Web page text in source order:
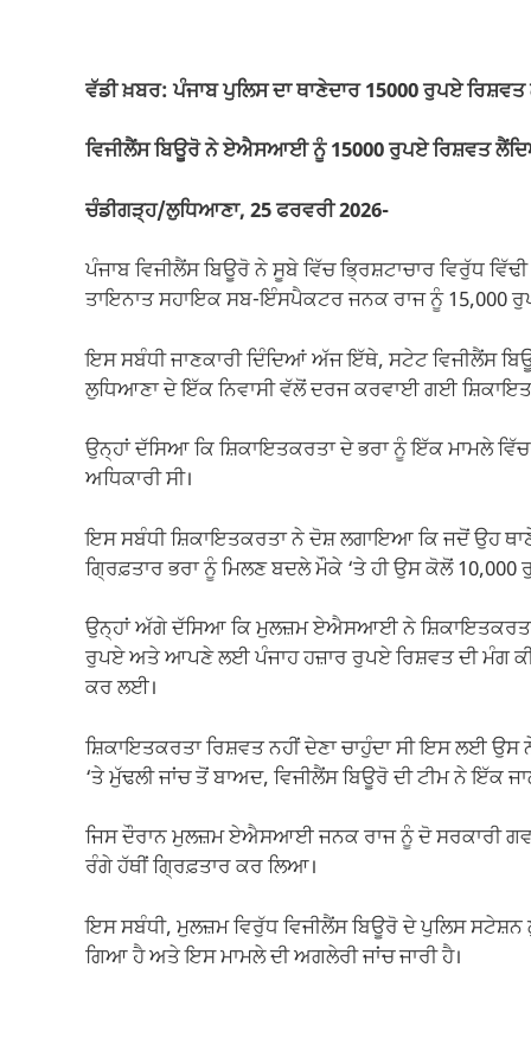
e
b
o
o
k
s
A
p
p
gr
m
y
n
k
e
ਵੱਡੀ ਖ਼ਬਰ: ਪੰਜਾਬ ਪੁਲਿਸ ਦਾ ਥਾਣੇਦਾਰ 15000 ਰੁਪਏ ਰਿਸ਼ਵਤ
ਵਿਜੀਲੈਂਸ ਬਿਊਰੋ ਨੇ ਏਐਸਆਈ ਨੂੰ 15000 ਰੁਪਏ ਰਿਸ਼ਵਤ
ਚੰਡੀਗੜ੍ਹ/ਲੁਧਿਆਣਾ, 25 ਫਰਵਰੀ 2026-
ਪੰਜਾਬ ਵਿਜੀਲੈਂਸ ਬਿਊਰੋ ਨੇ ਸੂਬੇ ਵਿੱਚ ਭ੍ਰਿਸ਼ਟਾਚਾਰ ਵਿਰੁੱਧ
ਤਾਇਨਾਤ ਸਹਾਇਕ ਸਬ-ਇੰਸਪੈਕਟਰ ਜਨਕ ਰਾਜ ਨੂੰ 15,000
ਇਸ ਸਬੰਧੀ ਜਾਣਕਾਰੀ ਦਿੰਦਿਆਂ ਅੱਜ ਇੱਥੇ, ਸਟੇਟ ਵਿਜੀਲੈਂਸ
ਲੁਧਿਆਣਾ ਦੇ ਇੱਕ ਨਿਵਾਸੀ ਵੱਲੋਂ ਦਰਜ ਕਰਵਾਈ ਗਈ ਸ਼ਿਕਾਇਤ
ਉਨ੍ਹਾਂ ਦੱਸਿਆ ਕਿ ਸ਼ਿਕਾਇਤਕਰਤਾ ਦੇ ਭਰਾ ਨੂੰ ਇੱਕ ਮਾਮਲੇ
ਅਧਿਕਾਰੀ ਸੀ।
ਇਸ ਸਬੰਧੀ ਸ਼ਿਕਾਇਤਕਰਤਾ ਨੇ ਦੋਸ਼ ਲਗਾਇਆ ਕਿ ਜਦੋਂ ਉਹ
ਗ੍ਰਿਫ਼ਤਾਰ ਭਰਾ ਨੂੰ ਮਿਲਣ ਬਦਲੇ ਮੌਕੇ ‘ਤੇ ਹੀ ਉਸ ਕੋਲੋਂ
ਉਨ੍ਹਾਂ ਅੱਗੇ ਦੱਸਿਆ ਕਿ ਮੁਲਜ਼ਮ ਏਐਸਆਈ ਨੇ
ਰੁਪਏ ਅਤੇ ਆਪਣੇ ਲਈ ਪੰਜਾਹ ਹਜ਼ਾਰ ਰੁਪਏ ਰਿਸ਼ਵਤ ਦੀ ਮੰਗ
ਕਰ ਲਈ।
ਸ਼ਿਕਾਇਤਕਰਤਾ ਰਿਸ਼ਵਤ ਨਹੀਂ ਦੇਣਾ ਚਾਹੁੰਦਾ ਸੀ ਇਸ ਲਈ ਉਸ
‘ਤੇ ਮੁੱਢਲੀ ਜਾਂਚ ਤੋਂ ਬਾਅਦ, ਵਿਜੀਲੈਂਸ ਬਿਊਰੋ ਦੀ ਟੀਮ ਨੇ ਇੱਕ
ਜਿਸ ਦੌਰਾਨ ਮੁਲਜ਼ਮ ਏਐਸਆਈ ਜਨਕ ਰਾਜ ਨੂੰ ਦੋ ਸਰਕਾਰੀ
ਰੰਗੇ ਹੱਥੀਂ ਗ੍ਰਿਫ਼ਤਾਰ ਕਰ ਲਿਆ।
ਇਸ ਸਬੰਧੀ, ਮੁਲਜ਼ਮ ਵਿਰੁੱਧ ਵਿਜੀਲੈਂਸ ਬਿਊਰੋ ਦੇ ਪੁਲਿਸ
ਗਿਆ ਹੈ ਅਤੇ ਇਸ ਮਾਮਲੇ ਦੀ ਅਗਲੇਰੀ ਜਾਂਚ ਜਾਰੀ ਹੈ।